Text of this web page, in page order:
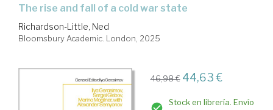
the rise and fall of a cold war state
Richardson-Little, Ned
Bloomsbury Academic. London, 2025
46,98 € 44,63 €
Stock en librería. Envío